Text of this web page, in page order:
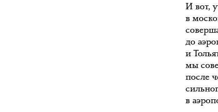
И вот,
в
до
и
мы
после
в